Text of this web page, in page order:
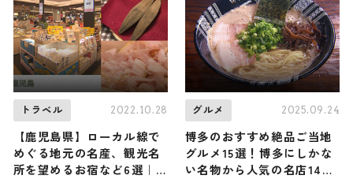
トラベル 2022.10.28
【鹿児島県】ローカル線で
めぐる地元の名産、観光名
所を望めるお宿など6選｜
グルメ 2025.09.24
博多のおすすめ絶品ご当地
グルメ15選！博多にしかな
い名物から人気の名店14選